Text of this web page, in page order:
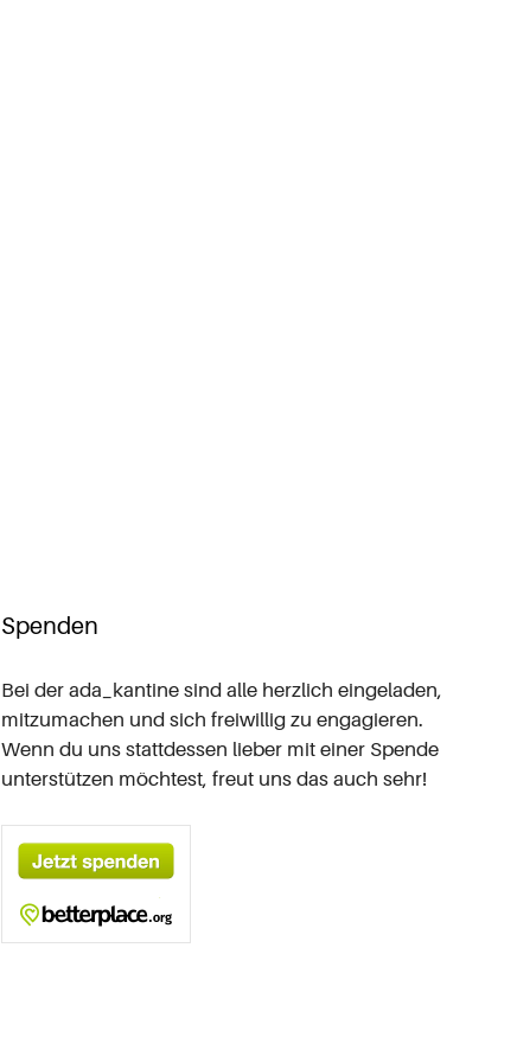
Spenden
Bei der ada_kantine sind alle herzlich eingeladen,
mitzumachen und sichfreiwillig zu engagieren.
Wenn du uns stattdessen lieber mit einer Spende
unterstützen möchtest, freut uns das auch sehr!